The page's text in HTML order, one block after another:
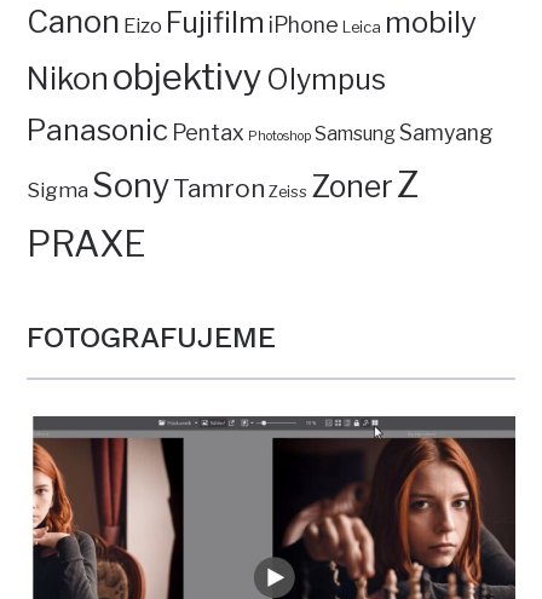
Canon Eizo Fujifilm iPhone Leica mobily
Nikon objektivy Olympus
Panasonic Pentax Photoshop SamsungSamyang
Sigma SonyTamron Zeiss ZonerZ
PRAXE
FOTOGRAFUJEME